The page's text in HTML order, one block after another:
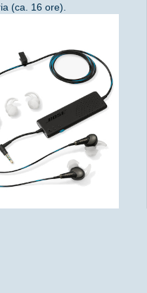
(ca. 16 ore).